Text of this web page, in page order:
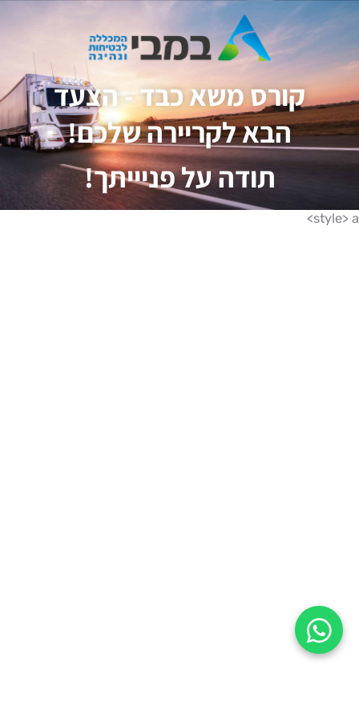
קורס משא כבד - הצעד
הבא לקריירה שלכם!
תודה על פניייתך!
style> a>